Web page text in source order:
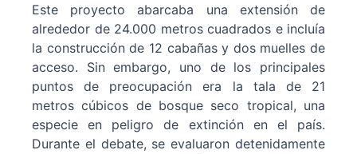
Este proyecto abarcaba una extensión de
alrededor de 24.000 metros cuadrados e incluía
la construcción de 12 cabañas y dos muelles de
acceso. Sin embargo, uno de los principales
puntos de preocupación era la tala de 21
metros cúbicos de bosque seco tropical, una
especie en peligro de extinción en el país.
Durante el debate, se evaluaron detenidamente